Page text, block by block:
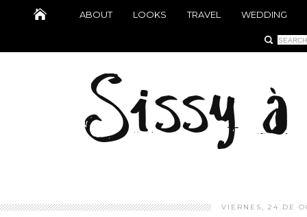
ABOUT LOOKS TRAVEL WEDDING
VIERNES, 24 DE